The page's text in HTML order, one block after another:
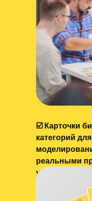
по
или
☑️ Карточки
категорий
реальными
участников